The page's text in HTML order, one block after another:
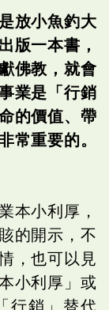
放小魚釣大
版一本書，
佛教，就會
業是「行銷
的價值、帶
常重要的。
本小利厚，
的開示，不
，也可以見
小利厚」或
行銷」替代